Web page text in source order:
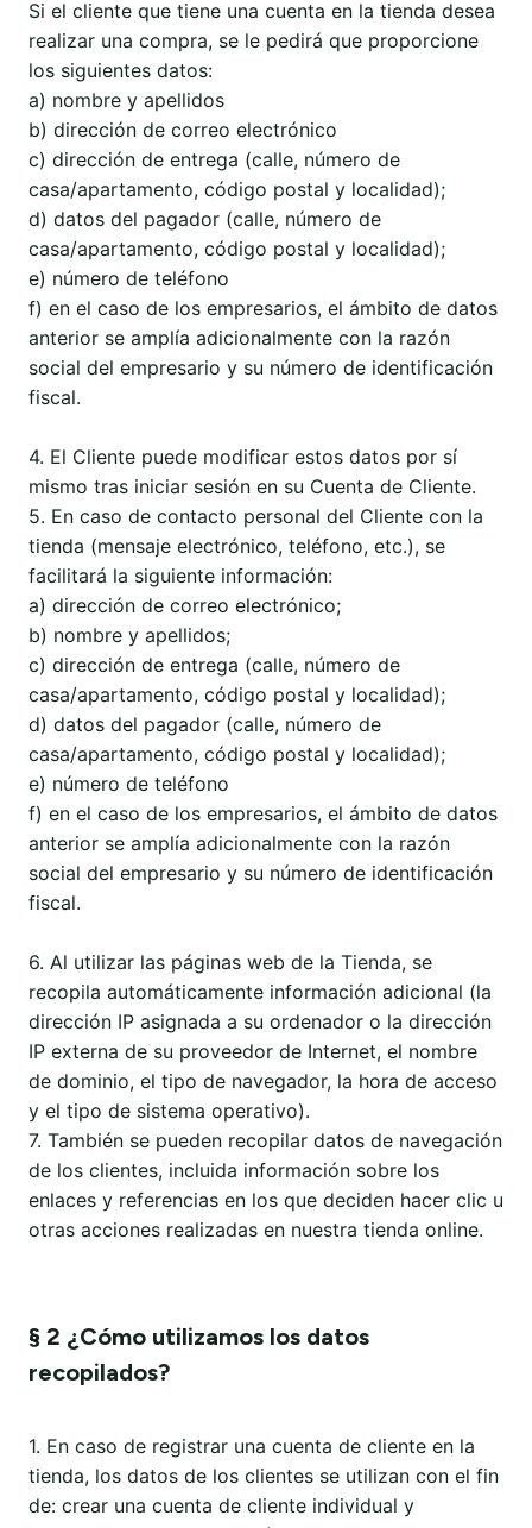
Si el cliente que tiene una cuenta en la tienda desea
realizar una compra, se le pedirá que proporcione
los siguientes datos:
a) nombre y apellidos
b) dirección de correo electrónico
c) dirección de entrega (calle, número de
casa/apartamento, código postal y localidad);
d) datos del pagador (calle, número de
casa/apartamento, código postal y localidad);
e) número de teléfono
f) en el caso de los empresarios, el ámbito de datos
anterior se amplía adicionalmente con la razón
social del empresario y su número de identificación
fiscal.
4. El Cliente puede modificar estos datos por sí
mismo tras iniciar sesión en su Cuenta de Cliente.
5. En caso de contacto personal del Cliente con la
tienda (mensaje electrónico, teléfono, etc.), se
facilitará la siguiente información:
a) dirección de correo electrónico;
b) nombre y apellidos;
c) dirección de entrega (calle, número de
casa/apartamento, código postal y localidad);
d) datos del pagador (calle, número de
casa/apartamento, código postal y localidad);
e) número de teléfono
f) en el caso de los empresarios, el ámbito de datos
anterior se amplía adicionalmente con la razón
social del empresario y su número de identificación
fiscal.
6. Al utilizar las páginas web de la Tienda, se
recopila automáticamente información adicional (la
dirección IP asignada a su ordenador o la dirección
IP externa de su proveedor de Internet, el nombre
de dominio, el tipo de navegador, la hora de acceso
y el tipo de sistema operativo).
7. También se pueden recopilar datos de navegación
de los clientes, incluida información sobre los
enlaces y referencias en los que deciden hacer clic u
otras acciones realizadas en nuestra tienda online.
§ 2 ¿Cómo utilizamos los datos
recopilados?
1. En caso de registrar una cuenta de cliente en la
tienda, los datos de los clientes se utilizan con el fin
de: crear una cuenta de cliente individual y